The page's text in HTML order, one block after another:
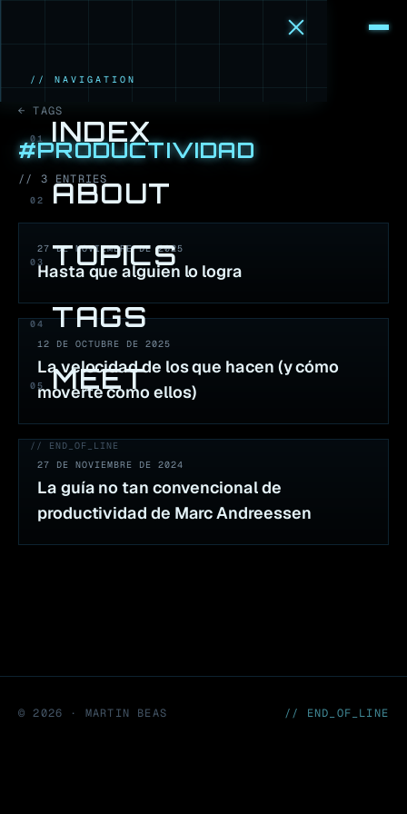
// NAVIGATION
01 INDEX
02 ABOUT
03 TOPICS
04 TAGS
05 MEET
// END_OF_LINE
← TAGS
#PRODUCTIVIDAD
// 3 ENTRIES
27 DE NOVIEMBRE DE 2025
Hasta que alguien lo logra
12 DE OCTUBRE DE 2025
La velocidad de los que hacen (y cómo
moverte como ellos)
27 DE NOVIEMBRE DE 2024
La guía no tan convencional de
productividad de Marc Andreessen
©2026 · MARTIN BEAS // END_OF_LINE